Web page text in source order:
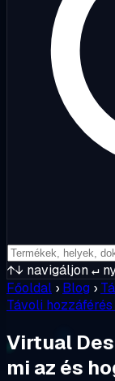
↑↓ navigáljon↵
Főoldal › Blog ›
Távoli
Virtual
mi az és